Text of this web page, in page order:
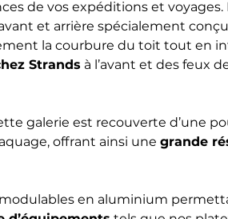
de vos expéditions et voyages.
et arrière spécialement
la courbure du toit tout en
Strands à l’avant et des feux
galerie est recouverte d’une
offrant ainsi une grande
en aluminium